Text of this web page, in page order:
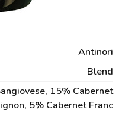
Antinori
Blend
15% Cabernet
5% Cabernet Franc